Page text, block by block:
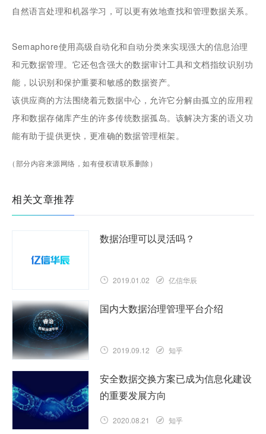
自然语言处理和机器学习，可以更有效地查找和管理数据关系。
Semaphore使用高级自动化和自动分类来实现强大的信息治理
和元数据管理。它还包含强大的数据审计工具和文档指纹识别功
能，以识别和保护重要和敏感的数据资产。
该供应商的方法围绕着元数据中心，允许它分解由孤立的应用程
序和数据存储库产生的许多传统数据孤岛。该解决方案的语义功
能有助于提供更快，更准确的数据管理框架。
（部分内容来源网络，如有侵权请联系删除）
相关文章推荐
数据治理可以灵活吗？
2019.01.02 亿信华辰
国内大数据治理管理平台介绍
2019.09.12 知乎
安全数据交换方案已成为信息化建设
的重要发展方向
2020.08.21 知乎